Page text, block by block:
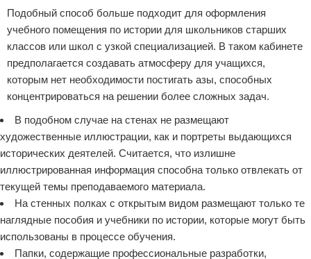
Подобный способ больше подходит для оформления
учебного помещения по истории для школьников старших
классов или школ с узкой специализацией. В таком кабинете
предполагается создавать атмосферу для учащихся,
которым нет необходимости постигать азы, способных
концентрироваться на решении более сложных задач.
В подобном случае на стенах не размещают
художественные иллюстрации, как и портреты выдающихся
исторических деятелей. Считается, что излишне
иллюстрированная информация способна только отвлекать от
текущей темы преподаваемого материала.
На стенных полках с открытым видом размещают только те
наглядные пособия и учебники по истории, которые могут быть
использованы в процессе обучения.
Папки, содержащие профессиональные разработки,